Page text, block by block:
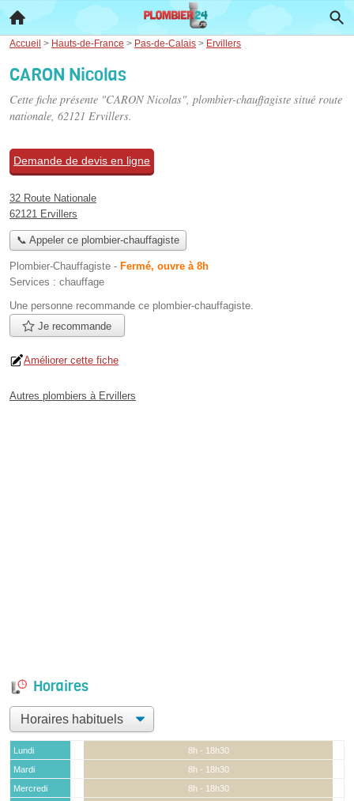
Accueil > Hauts-de-France > Pas-de-Calais > Ervillers
CARON Nicolas
Cette fiche présente "CARON Nicolas", plombier-chauffagiste situé route
nationale, 62121 Ervillers.
Demande de devis en ligne
32 Route Nationale
62121 Ervillers
📞 Appeler ce plombier-chauffagiste
Plombier-Chauffagiste - Fermé, ouvre à 8h
Services : chauffage
Une personne recommande ce plombier-chauffagiste.
Je recommande
Améliorer cette fiche
Autres plombiers à Ervillers
Horaires
Lundi
8h - 18h30
Mardi
8h - 18h30
Mercredi
8h - 18h30